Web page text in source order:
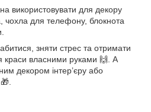
використовувати для декору
чохла для телефону, блокнота
зняти стрес та отримати
краси власними руками 🙌. А
декором інтер’єру або